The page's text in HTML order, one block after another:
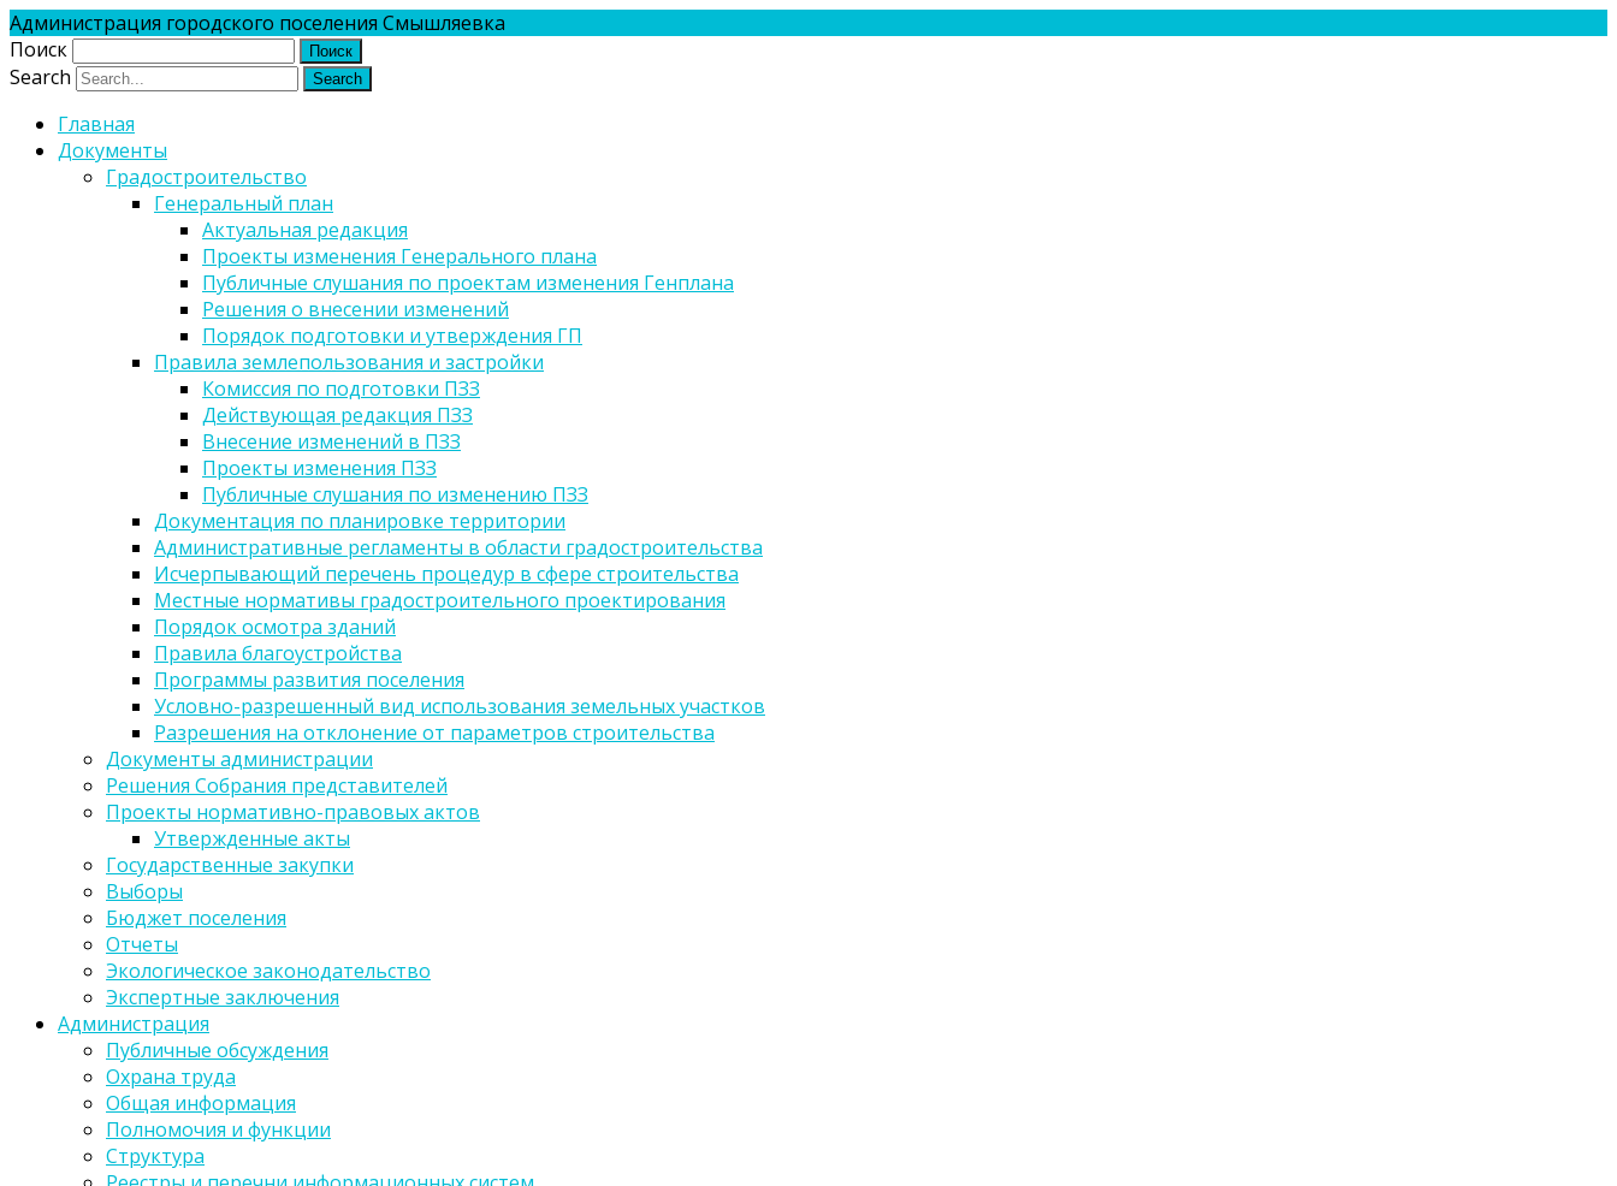
Администрация городского поселения Смышляевка
Поиск
Search
Главная
Документы
Градостроительство
Генеральный план
Актуальная редакция
Проекты изменения Генерального плана
Публичные слушания по проектам изменения Генплана
Решения о внесении изменений
Порядок подготовки и утверждения ГП
Правила землепользования и застройки
Комиссия по подготовки ПЗЗ
Действующая редакция ПЗЗ
Внесение изменений в ПЗЗ
Проекты изменения ПЗЗ
Публичные слушания по изменению ПЗЗ
Документация по планировке территории
Административные регламенты в области градостроительства
Исчерпывающий перечень процедур в сфере строительства
Местные нормативы градостроительного проектирования
Порядок осмотра зданий
Правила благоустройства
Программы развития поселения
Условно-разрешенный вид использования земельных участков
Разрешения на отклонение от параметров строительства
Документы администрации
Решения Собрания представителей
Проекты нормативно-правовых актов
Утвержденные акты
Государственные закупки
Выборы
Бюджет поселения
Отчеты
Экологическое законодательство
Экспертные заключения
Администрация
Публичные обсуждения
Охрана труда
Общая информация
Полномочия и функции
Структура